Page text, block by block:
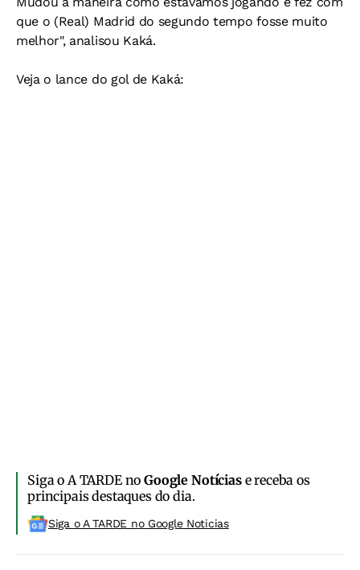
que o (Real) Madrid do segundo tempo fosse muito
melhor", analisou Kaká.
Veja o lance do gol de Kaká:
Siga o A TARDE noGoogle Notíciase receba os
principais destaques do dia.
Siga o A TARDE no Google Noticias